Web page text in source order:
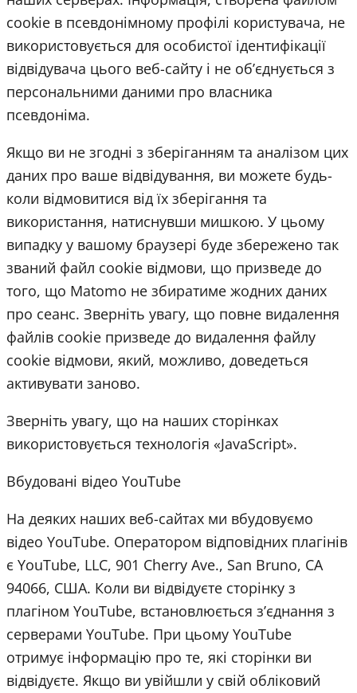
cookie в псевдонімному профілі користувача, не
використовується для особистої ідентифікації
відвідувача цього веб-сайту і не об’єднується з
персональними даними про власника
псевдоніма.
Якщо ви не згодні з зберіганням та аналізом цих
даних про ваше відвідування, ви можете будь-
коли відмовитися від їх зберігання та
використання, натиснувши мишкою. У цьому
випадку у вашому браузері буде збережено так
званий файл cookie відмови, що призведе до
того, що Matomo не збиратиме жодних даних
про сеанс. Зверніть увагу, що повне видалення
файлів cookie призведе до видалення файлу
cookie відмови, який, можливо, доведеться
активувати заново.
Зверніть увагу, що на наших сторінках
використовується технологія «JavaScript».
Вбудовані відео YouTube
На деяких наших веб-сайтах ми вбудовуємо
відео YouTube. Оператором відповідних плагінів
є YouTube, LLC, 901 Cherry Ave., San Bruno, CA
94066, США. Коли ви відвідуєте сторінку з
плагіном YouTube, встановлюється з’єднання з
серверами YouTube. При цьому YouTube
отримує інформацію про те, які сторінки ви
відвідуєте. Якщо ви увійшли у свій обліковий